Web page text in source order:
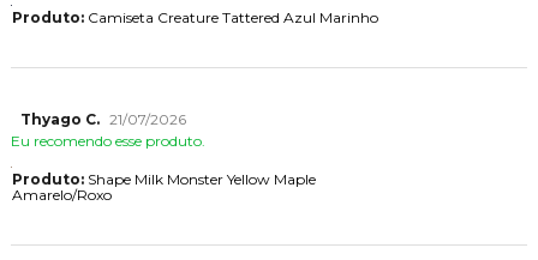
Produto:Camiseta Creature Tattered Azul Marinho
Thyago C. 21/07/2026
Eu recomendo esse produto.
Produto:Shape Milk Monster Yellow Maple
Amarelo/Roxo